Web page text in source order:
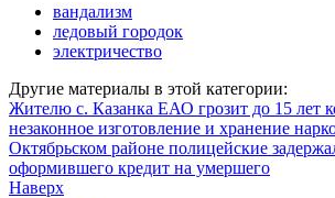
вандализм
ледовый городок
электричество
Другие материалы в этой категории:
Жителю с. Казанка ЕАО грозит до 15 лет
незаконное изготовление и хранение
Октябрьском районе полицейские
оформившего кредит на умершего
Наверх